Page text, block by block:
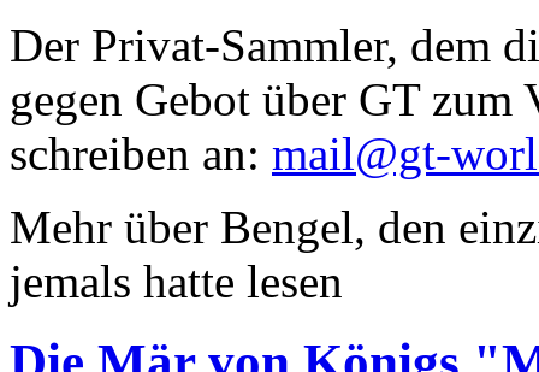
Der Privat-Sammler, dem
gegen Gebot über GT zum
schreiben an: mail@gt-
Mehr über Bengel, den
jemals hatte lesen